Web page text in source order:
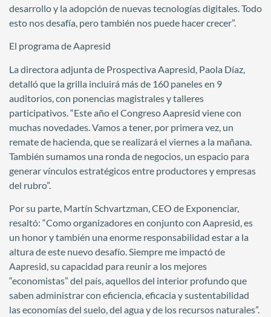
desarrollo y la adopción de nuevas tecnologías digitales. Todo
esto nos desafía, pero también nos puede hacer crecer”.
El programa de Aapresid
La directora adjunta de Prospectiva Aapresid, Paola Díaz,
detalló que la grilla incluirá más de 160 paneles en 9
auditorios, con ponencias magistrales y talleres
participativos. “Este año el Congreso Aapresid viene con
muchas novedades. Vamos a tener, por primera vez, un
remate de hacienda, que se realizará el viernes a la mañana.
También sumamos una ronda de negocios, un espacio para
generar vínculos estratégicos entre productores y empresas
del rubro”.
Por su parte, Martín Schvartzman, CEO de Exponenciar,
resaltó: “Como organizadores en conjunto con Aapresid, es
un honor y también una enorme responsabilidad estar a la
altura de este nuevo desafío. Siempre me impactó de
Aapresid, su capacidad para reunir a los mejores
“economistas” del país, aquellos del interior profundo que
saben administrar con eficiencia, eficacia y sustentabilidad
las economías del suelo, del agua y de los recursos naturales”.